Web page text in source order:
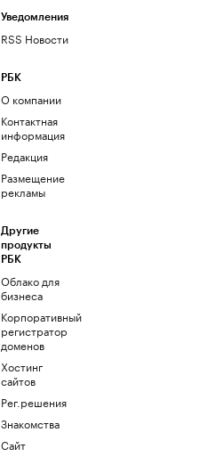
Уведомления
RSS Новости
РБК
О компании
Контактная
информация
Редакция
Размещение
рекламы
Другие
продукты
РБК
Облако для
бизнеса
Корпоративный
регистратор
доменов
Хостинг
сайтов
Рег.решения
Знакомства
Сайт